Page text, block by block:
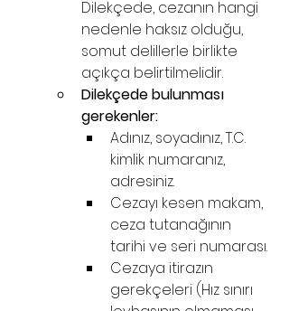
Dilekçede, cezanın hangi
nedenle haksız olduğu,
somut delillerle birlikte
açıkça belirtilmelidir.
Dilekçede bulunması
gerekenler:
Adınız, soyadınız, T.C.
kimlik numaranız,
adresiniz.
Cezayı kesen makam,
ceza tutanağının
tarihi ve seri numarası.
Cezaya itirazın
gerekçeleri (Hız sınırı